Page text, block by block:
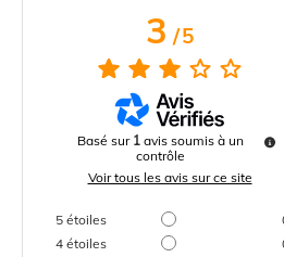
3/5
Basé sur 1 avis soumis à un
contrôle
Voir tous les avis sur ce site
5 étoiles
4 étoiles